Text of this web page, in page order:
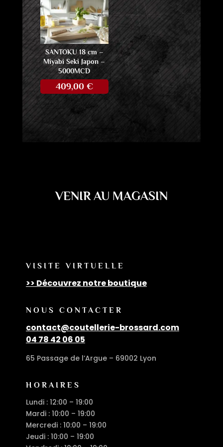
SANTOKU 18 cm –
Miyabi Seki Japon –
5000MCD
409,00 €
VENIR AU MAGASIN
VISITE VIRTUELLE
>> Découvrez notre boutique
NOUS CONTACTER
contact@coutellerie-brossard.com
04 78 42 06 05
65 Passage de l’Argue – 69002 Lyon
HORAIRES
Lundi : 12:00 – 19:00
Mardi : 10:00 – 19:00
Mercredi : 10:00 – 19:00
Jeudi : 10:00 – 19:00